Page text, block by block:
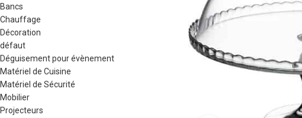
Bancs
Chauffage
Décoration
défaut
Déguisement pour évènement
Matériel de Cuisine
Matériel de Sécurité
Mobilier
Projecteurs